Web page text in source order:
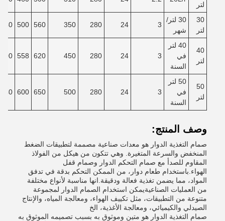
لتر
30
لتر
30 لتر/
شهر
3
24
280
350
560
500
440
40
لتر
40 لتر
في
السنة
3
24
280
450
620
558
500
50
لتر
50 لتر
في
السنة
3
24
280
500
650
600
540
وصف المنتج:
صمام التغذية الدوار هو معدات صناعية مصممة لتطبيقات الضغط
المنخفض والسرعة المتغيرة. وهي تتكون من هيكل من الفولاذ
المقاوم للصدأ مع صمام التحكم الدوار وصمام قفل
الهواء.باستخدام طعام دوار، من الممكن التحكم بدقة في تدفق
المواد، مما يضمن تغذية فعالة ودقيقة.انها مناسبة لأنواع مختلفة
من العمليات الصناعيةيمكن استخدام الصمام الدوار لمجموعة
متنوعة من التطبيقات، مثل تكييف الهواء، ومعالجة المياه، والإنتاج
الصيدلي والكيميائي، ومعالجة الأغذية، الخ
صمام التغذية الدوار هو متين وموثوق به بسبب تصميمه الموثوق به